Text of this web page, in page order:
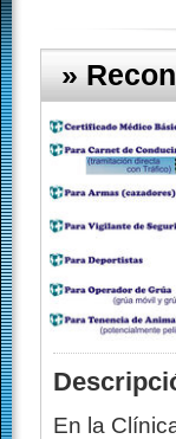
»
En la